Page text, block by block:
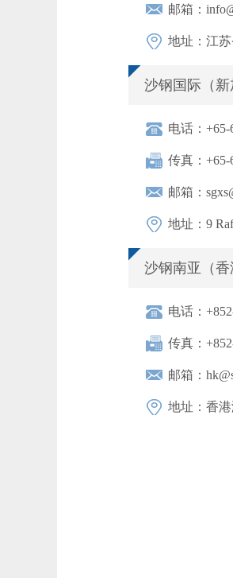
邮箱：
地址：江
沙钢国际（新
电话：+65-
传真：+65-
邮箱：
地址：9
沙钢南亚（香
电话：
传真：
邮箱：
地址：香